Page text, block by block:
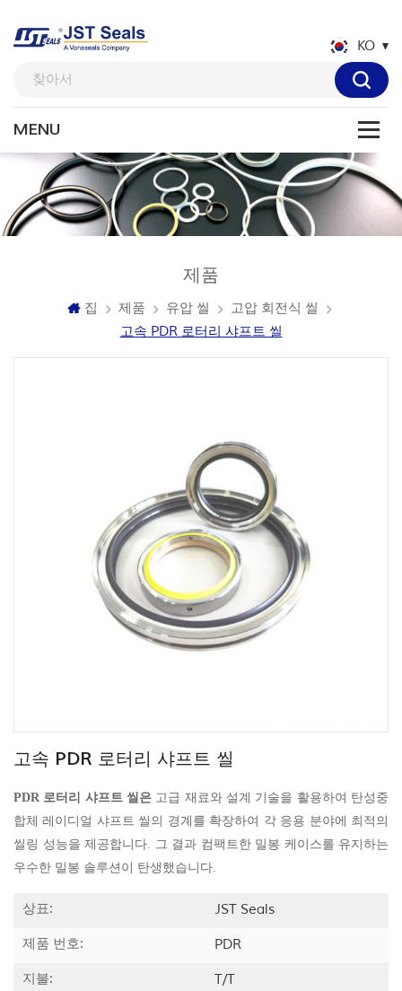
KO
제품
집 제품 유압 씰
고압 회전식 씰
고속 PDR 로터리 샤프트 ​​씰
고속 PDR 로터리 샤프트 ​​씰
PDR 로터리 샤프트 ​​씰은 고급 재료와 설계 기술을 활용하여 탄성중
합체 레이디얼 샤프트 씰의 경계를 확장하여 각 응용 분야에 최적의
씰링 성능을 제공합니다. 그 결과 컴팩트한 밀봉 케이스를 유지하는
우수한 밀봉 솔루션이 탄생했습니다.
상표:
JST Seals
제품 번호:
PDR
지불:
T/T